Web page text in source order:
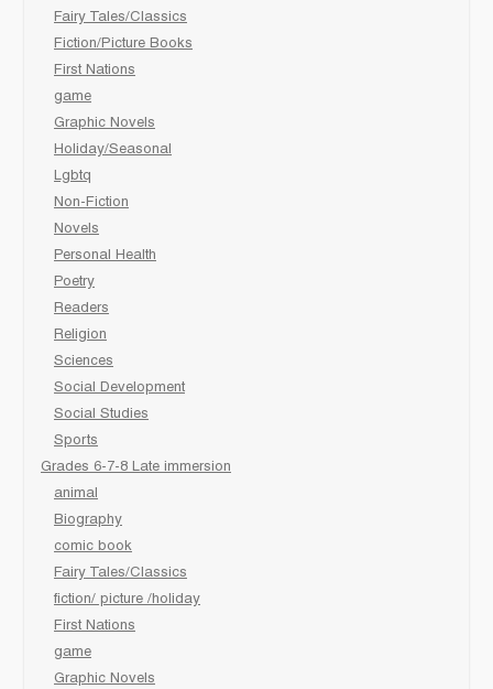
Fairy Tales/Classics
Fiction/Picture Books
First Nations
game
Graphic Novels
Holiday/Seasonal
Lgbtq
Non-Fiction
Novels
Personal Health
Poetry
Readers
Religion
Sciences
Social Development
Social Studies
Sports
Grades 6-7-8 Late immersion
animal
Biography
comic book
Fairy Tales/Classics
fiction/ picture /holiday
First Nations
game
Graphic Novels